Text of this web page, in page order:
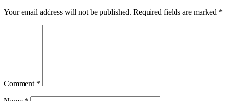
Negotiation Training
Your email address will not be published. Required fields are marked *
Comment *